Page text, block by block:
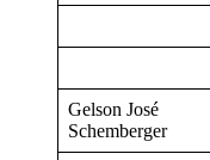
Gelson José
Schemberger